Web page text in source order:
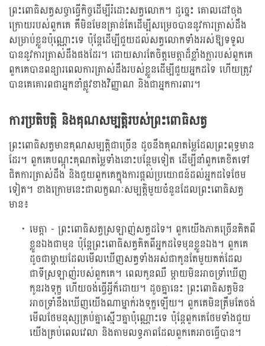
ព្រះពោធិសត្វសច្ចាធ្វើកិច្ចដើម្បីរំដោះសត្វលោក។ ដូច្នេះ គោលដៅចុង
ក្រោយរបស់ពួកគេ គឺមិនមែនគ្រាន់តែដើម្បីសម្រេចបាននូវការត្រាស់ដឹង
សម្រាប់ខ្លួនប៉ុណ្ណោះទេ ប៉ុន្តែដើម្បីជួយដល់សត្វលោកទាំងអស់ឱ្យទទួល
បាននូវការត្រាស់ដឹងផងដែរ។ ដោយសារតែចិត្តមេត្តាដ៏ខ្លាំងក្លារបស់ពួកគេ
ពួកគេបានពន្យារពេលការត្រាស់ដឹងរបស់ខ្លួនដើម្បីជួយអ្នកដទៃ ហើយត្រូវ
បានគេគោរពជាអ្នកនាំផ្លូវខាងវិញ្ញាណ និងជាអ្នកការពារ។
ការប្រតិបត្តិ និងគុណសម្បត្ដិរបស់ព្រះពោធិសត្វ
ព្រះពោធិសត្វមានគុណសម្បត្ដិជាច្រើន ដូចនឹងគុណតម្លៃដែលព្រះពុទ្ធមាន
ដែរ។ ពួកគេបណ្តុះគុណតម្លៃទាំងនោះបន្ថែមទៀត ដើម្បីនាំពួកគេខិតទៅ
ជិតការត្រាស់ដឹង និងជួយពួកគេក្នុងការផ្តល់ប្រយោជន៍ដល់អ្នកដទៃថែម
ទៀត។ ខាងក្រោមនេះជាលក្ខណៈសម្បត្តិមួយចំនួនដែលព្រះពោធិសត្វ
មាន៖
មេត្តា - ព្រះពោធិសត្វស្រឡាញ់សត្វដទៃ។ ពួកយើងភាគច្រើនគិតពី
ខ្លួនឯងជាមុន ប៉ុន្តែព្រះពោធិសត្វគិតពីអ្នកដទៃមុនខ្លួនឯង។ ពួកគេ
ដូចជាម្តាយដែលមើលឃើញសត្វទាំងអស់ជាកូនតែមួយគត់ដែល
ជាទីស្រឡាញ់របស់ពួកគេ។ ពេលកូនឈឺ ម្តាយមិនអាចទ្រាំឃើញ
កូនរងទុក្ខ ហើយចង់ធ្វើអ្វីក៏ដោយ។ ដូចគ្នានេះ ព្រះពោធិសត្វមិន
អាចទ្រាំនឹងឃើញយើងណាម្នាក់រងទុក្ខឡើយ។ ពួកគេមិនត្រឹមតែចង់
មើលថែមនុស្សគ្រប់គ្នាស្មើៗគ្នាប៉ុណ្ណោះទេ ប៉ុន្តែពួកគេថែមទាំងជួយ
យើងគ្រប់ពេលវេលា និងតាមលទ្ធភាពដែលពួកគេអាចធ្វើបាន។